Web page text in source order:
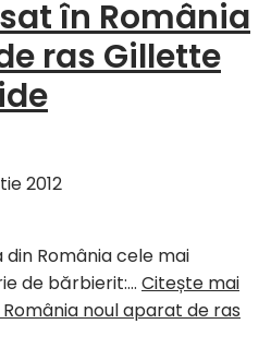
în România
ras Gillette
2012
România cele mai
de bărbierit:… Citește mai
noul aparat de ras